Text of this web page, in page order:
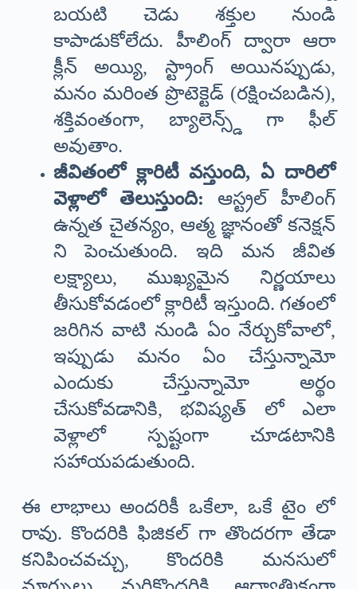
బయటి చెడు శక్తుల నుండి
కాపాడుకోలేదు. హీలింగ్ ద్వారా ఆరా
క్లీన్ అయ్యి, స్ట్రాంగ్ అయినప్పుడు,
మనం మరింత ప్రొటెక్టెడ్ (రక్షించబడిన),
శక్తివంతంగా, బ్యాలెన్స్డ్ గా ఫీల్
అవుతాం.
జీవితంలో క్లారిటీ వస్తుంది, ఏ దారిలో
వెళ్లాలో తెలుస్తుంది: ఆస్ట్రల్ హీలింగ్
ఉన్నత చైతన్యం, ఆత్మ జ్ఞానంతో కనెక్షన్
ని పెంచుతుంది. ఇది మన జీవిత
లక్ష్యాలు, ముఖ్యమైన నిర్ణయాలు
తీసుకోవడంలో క్లారిటీ ఇస్తుంది. గతంలో
జరిగిన వాటి నుండి ఏం నేర్చుకోవాలో,
ఇప్పుడు మనం ఏం చేస్తున్నామో
ఎందుకు చేస్తున్నామో అర్థం
చేసుకోవడానికి, భవిష్యత్ లో ఎలా
వెళ్లాలో స్పష్టంగా చూడటానికి
సహాయపడుతుంది.
ఈ లాభాలు అందరికీ ఒకేలా, ఒకే టైం లో
రావు. కొందరికి ఫిజికల్ గా తొందరగా తేడా
కనిపించవచ్చు, కొందరికి మనసులో